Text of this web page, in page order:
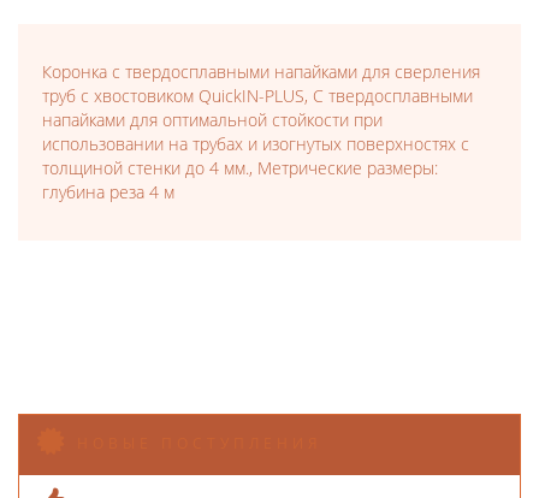
Коронка с твердосплавными напайками для сверления
труб с хвостовиком QuickIN-PLUS, С твердосплавными
напайками для оптимальной стойкости при
использовании на трубах и изогнутых поверхностях с
толщиной стенки до 4 мм., Метрические размеры:
глубина реза 4 м